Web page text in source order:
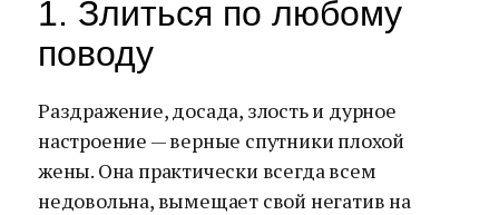
1. Злиться по любому
поводу
Раздражение, досада, злость и дурное
настроение — верные спутники плохой
жены. Она практически всегда всем
недовольна, вымещает свой негатив на